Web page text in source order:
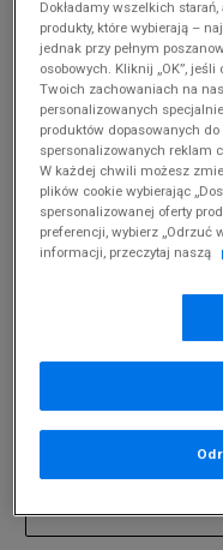
MĘSKIE FEEWEAR
Produkty pochodzą z
kolekcji, ubiegłych
Szczegóły.
Zmień
Spróbuj użyć
Zapisz
Dokładamy wszelkich
produkty, które wybierają –
jednak przy pełnym
osobowych. Kliknij „OK”,
Twoich zachowaniach na
personalizowanych
produktów dopasowanych
spersonalizowanych reklam
W każdej chwili możesz
plików cookie wybierając
spersonalizowanej oferty
preferencji, wybierz „Odrzuć
informacji, przeczytaj naszą